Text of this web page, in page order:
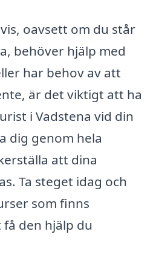
oavsett om du står
behöver hjälp med
har behov av att
är det viktigt att ha
i Vadstena vid din
dig genom hela
att dina
Ta steget idag och
som finns
den hjälp du